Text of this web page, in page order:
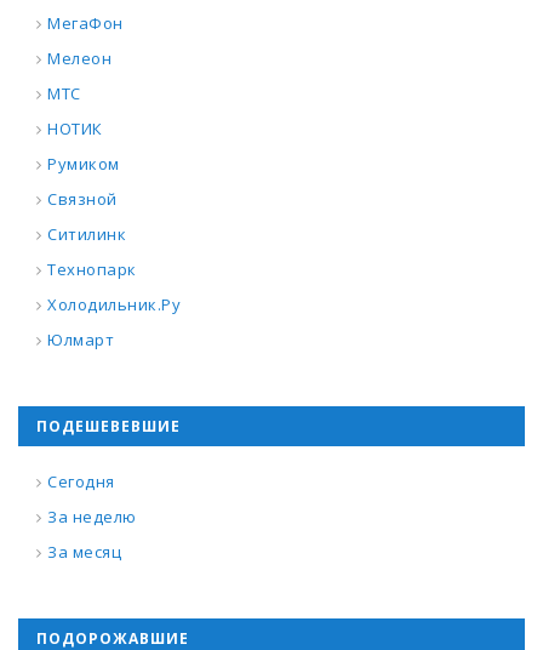
МегаФон
Мелеон
МТС
НОТИК
Румиком
Связной
Ситилинк
Технопарк
Холодильник.Ру
Юлмарт
ПОДЕШЕВЕВШИЕ
Сегодня
За неделю
За месяц
ПОДОРОЖАВШИЕ